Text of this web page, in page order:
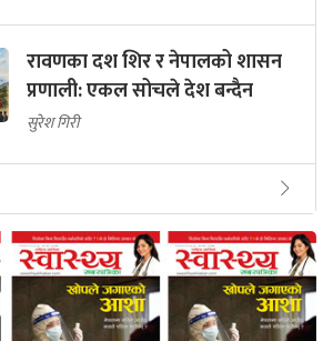
रावणका दश शिर र नेपालको शासन
प्रणाली: एकल सोचले देश बन्दैन
सुरेश गिरी